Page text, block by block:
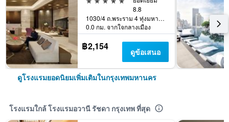
8.8
1030/4 ถ.พระราม 4 ทุ่งมหาเมฆ, กรุงเทพมหานคร, ประเทศไทย
0.0 กม. จากใจกลางเมือง
฿2,154 ดูข้อเสนอ
ดูโรงแรมยอดนิยมเพิ่มเติมในกรุงเทพมหานคร
โรงแรมใกล้ โรงแรมอวานี รัชดา กรุงเทพ ที่สุด